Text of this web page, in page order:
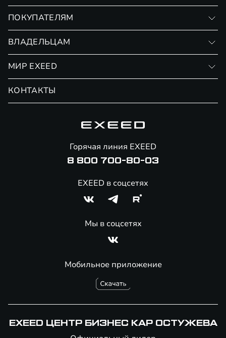
ПОКУПАТЕЛЯМ
Страхование
ВЛАДЕЛЬЦАМ
Сервис
Помощь на дорогах
МИР EXEED
КОНТАКТЫ
Мобильное приложение
Горячая линия EXEED
8 800 700-80-03
EXEED в соцсетях
Мы в соцсетях
EXEED ЦЕНТР БИЗНЕС КАР ОСТУЖЕВА